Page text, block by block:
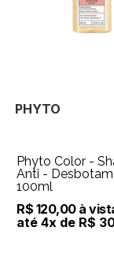
PHYTO
Phyto Color -
Anti -
100ml
R$ 120,00 à
até 4x de R$